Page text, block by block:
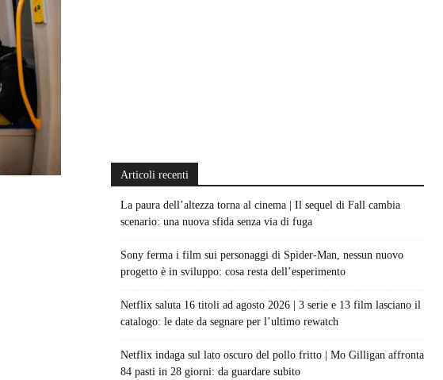
Articoli recenti
La paura dell’altezza torna al cinema | Il sequel di Fall cambia
scenario: una nuova sfida senza via di fuga
Sony ferma i film sui personaggi di Spider-Man, nessun nuovo
progetto è in sviluppo: cosa resta dell’esperimento
Netflix saluta 16 titoli ad agosto 2026 | 3 serie e 13 film lasciano il
catalogo: le date da segnare per l’ultimo rewatch
Netflix indaga sul lato oscuro del pollo fritto | Mo Gilligan affronta
84 pasti in 28 giorni: da guardare subito